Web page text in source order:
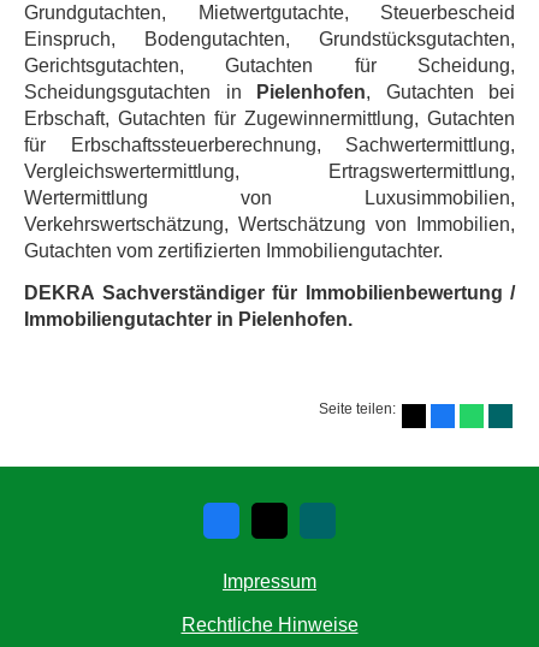
Grundgutachten, Mietwertgutachte, Steuerbescheid
Einspruch, Bodengutachten, Grundstücksgutachten,
Gerichtsgutachten, Gutachten für Scheidung,
Scheidungsgutachten in
Pielenhofen, Gutachten bei
Erbschaft, Gutachten für Zugewinnermittlung, Gutachten
für Erbschaftssteuerberechnung, Sachwertermittlung,
Vergleichswertermittlung, Ertragswertermittlung,
Wertermittlung von Luxusimmobilien,
Verkehrswertschätzung, Wertschätzung von Immobilien,
Gutachten vom zertifizierten Immobiliengutachter.
DEKRA Sachverständiger für Immobilienbewertung /
Immobiliengutachter in Pielenhofen.
Seite teilen:
Impressum
Rechtliche Hinweise